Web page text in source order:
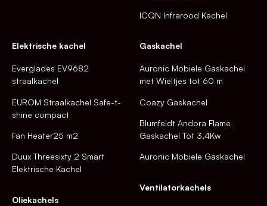
ICQN Infrarood Kachel
Elektrische kachel
Everglades EV9682
straalkachel
EUROM Straalkachel Safe-t-
shine compact
Fan Heater25 m2
Duux Threesixty 2 Smart
Elektrische Kachel
Oliekachels
Gaskachel
Auronic Mobiele Gaskachel
met Wieltjes tot 60 m
Coazy Gaskachel
Blumfeldt Andora Flame
Gaskachel Tot 3,4Kw
Auronic Mobiele Gaskachel
Ventilatorkachels